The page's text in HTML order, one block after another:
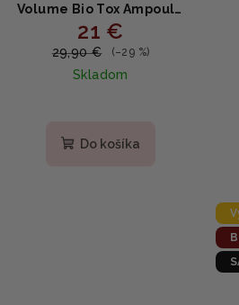
Volume Bio Tox Ampoule
Pro - Spevňujúce
ampulové sérum s
peptidmi a vitamínom B3
100ml
21 €
29,90 € (–29 %)
Skladom
produktu
Do košíka